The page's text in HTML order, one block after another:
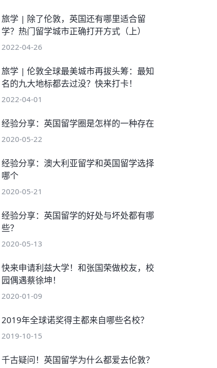
旅学 | 除了伦敦，英国还有哪里适合留
学？热门留学城市正确打开方式（上）
2022-04-26
旅学 | 伦敦全球最美城市再拔头筹：最知
名的九大地标都去过没？快来打卡！
2022-04-01
经验分享：英国留学圈是怎样的一种存在
2020-05-22
经验分享：澳大利亚留学和英国留学选择
哪个
2020-05-21
经验分享：英国留学的好处与坏处都有哪
些？
2020-05-13
快来申请利兹大学！和张国荣做校友，校
园偶遇蔡徐坤！
2020-01-09
2019年全球诺奖得主都来自哪些名校？
2019-10-15
千古疑问！英国留学为什么都爱去伦敦？